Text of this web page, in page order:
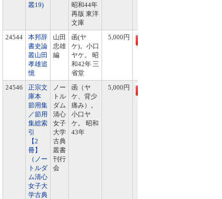
叢19)
昭和44年
再版 東洋
文庫
24544
本邦辞
書史論
叢山田
孝雄追
憶
山田
忠雄
編
函(ヤ
ケ)。小口
ヤケ。 昭
和42年 三
省堂
5,000円
24546
正宗文
庫本
節用集
／節用
集総索
引
【2
冊】
（ノー
トルダ
ム清心
女子大
学古典
ノー
トル
ダム
清心
女子
大学
古典
叢書
刊行
会
函（ヤ
ケ、背少
痛み）。
小口ヤ
ケ。 昭和
43年
5,000円